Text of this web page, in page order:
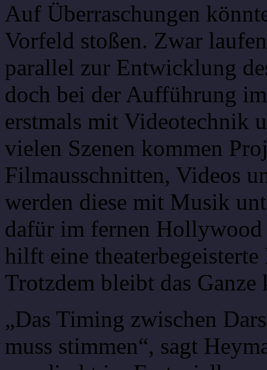
Auf Überraschungen
Vorfeld stoßen. Zwar
parallel zur Entwicklung
doch bei der Aufführung
erstmals mit Videotechnik
vielen Szenen kommen
Filmausschnitten, Videos
werden diese mit Musik
dafür im fernen
hilft eine
Trotzdem bleibt das
„Das Timing zwischen
muss stimmen“, sagt